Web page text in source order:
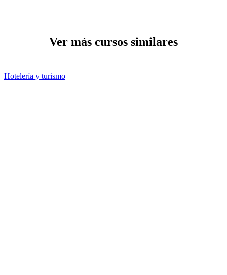
Ver más cursos similares
Hotelería y turismo